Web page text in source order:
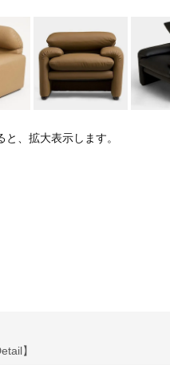
、拡大表示します。
】